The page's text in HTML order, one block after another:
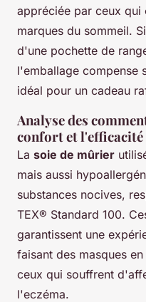
appréciée par ceux qui
marques du sommeil.
d'une pochette de
l'emballage compense
idéal pour un cadeau
Analyse des
confort et l'efficacité
La soie de mûrier
mais aussi
substances nocives,
TEX® Standard 100.
garantissent une
faisant des masques
ceux qui souffrent
l'eczéma.